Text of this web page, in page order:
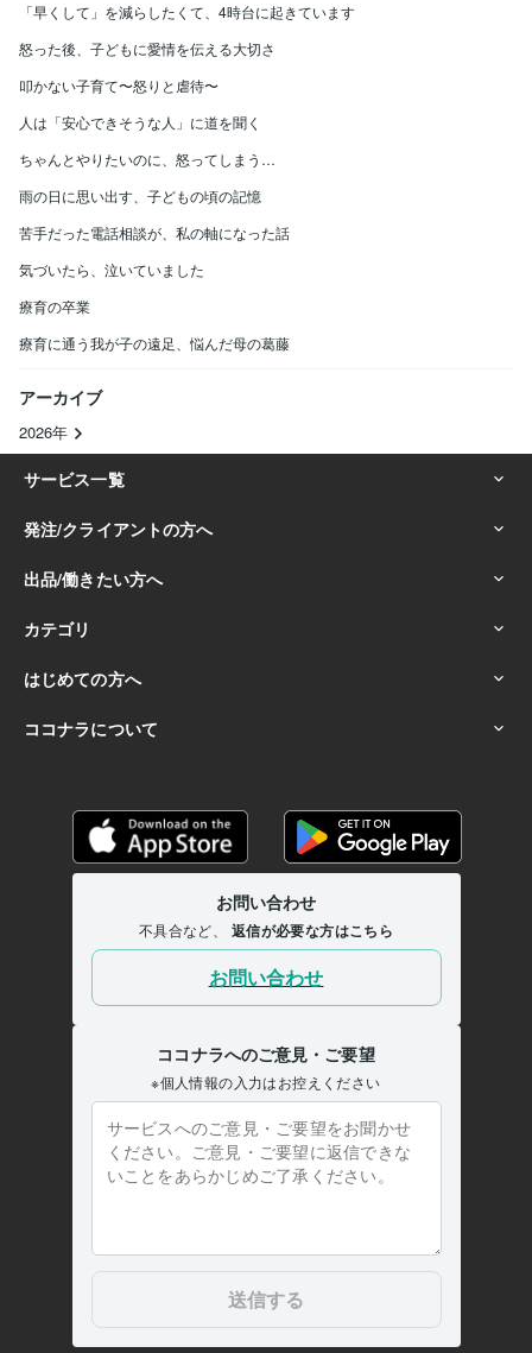
「早くして」を減らしたくて、4時台に起きています
怒った後、子どもに愛情を伝える大切さ
叩かない子育て〜怒りと虐待〜
人は「安心できそうな人」に道を聞く
ちゃんとやりたいのに、怒ってしまう…
雨の日に思い出す、子どもの頃の記憶
苦手だった電話相談が、私の軸になった話
気づいたら、泣いていました
療育の卒業
療育に通う我が子の遠足、悩んだ母の葛藤
アーカイブ
2026年